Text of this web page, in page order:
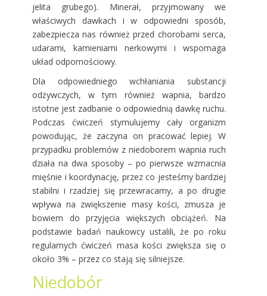
jelita grubego). Minerał, przyjmowany we
właściwych dawkach i w odpowiedni sposób,
zabezpiecza nas również przed chorobami serca,
udarami, kamieniami nerkowymi i wspomaga
układ odpornościowy.
Dla odpowiedniego wchłaniania substancji
odżywczych, w tym również wapnia, bardzo
istotne jest zadbanie o odpowiednią dawkę ruchu.
Podczas ćwiczeń stymulujemy cały organizm
powodując, że zaczyna on pracować lepiej. W
przypadku problemów z niedoborem wapnia ruch
działa na dwa sposoby – po pierwsze wzmacnia
mięśnie i koordynację, przez co jesteśmy bardziej
stabilni i rzadziej się przewracamy, a po drugie
wpływa na zwiększenie masy kości, zmusza je
bowiem do przyjęcia większych obciążeń. Na
podstawie badań naukowcy ustalili, że po roku
regularnych ćwiczeń masa kości zwiększa się o
około 3% – przez co stają się silniejsze.
Niedobór